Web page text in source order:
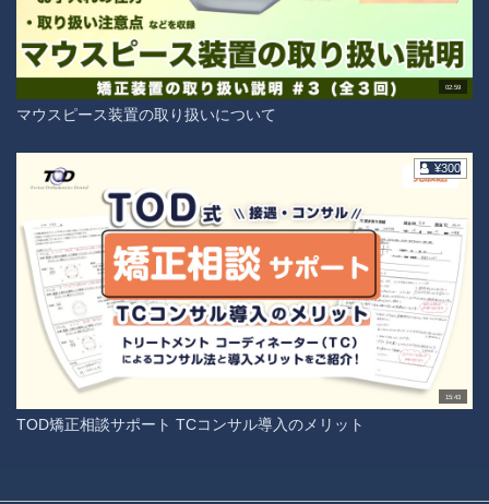
02:59
マウスピース装置の取り扱いについて
15:43
TOD矯正相談サポート TCコンサル導入のメリット
¥300